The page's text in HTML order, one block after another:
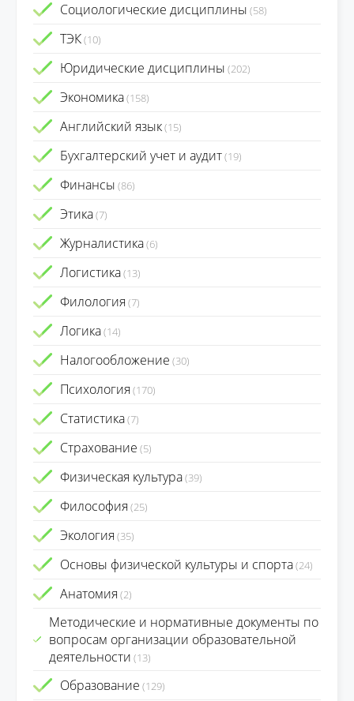
Социологические дисциплины (58)
ТЭК(10)
Юридические дисциплины (202)
Экономика(158)
Английский язык(15)
Бухгалтерский учет и аудит(19)
Финансы (86)
Этика(7)
Журналистика(6)
Логистика(13)
Филология (7)
Логика(14)
Налогообложение (30)
Психология (170)
Статистика(7)
Страхование (5)
Физическая культура(39)
Философия (25)
Экология (35)
Основы физической культуры и спорта(24)
Анатомия (2)
Методические и нормативные документы по
вопросам организации образовательной
деятельности (13)
Образование (129)